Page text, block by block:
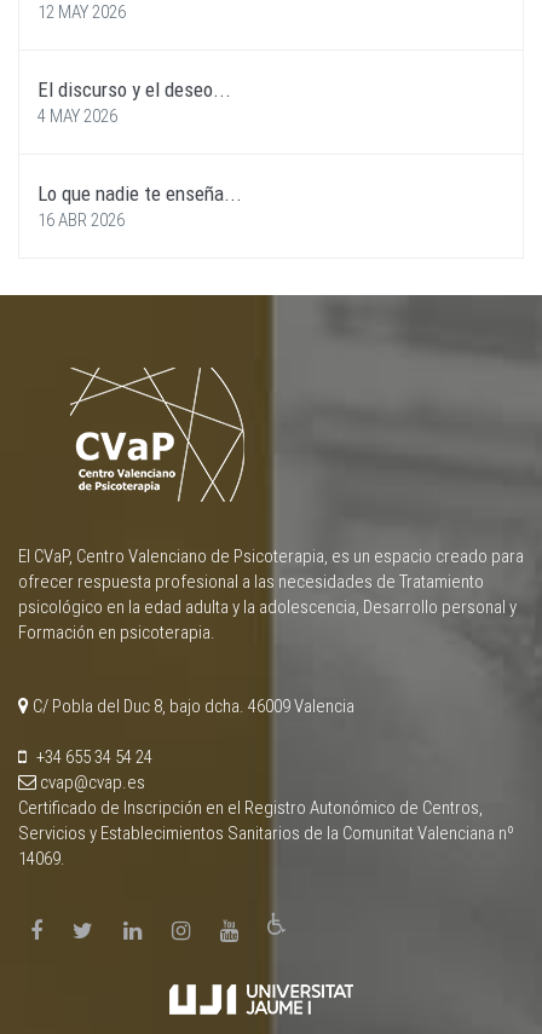
12 MAY 2026
El discurso y el deseo...
4 MAY 2026
Lo que nadie te enseña...
16 ABR 2026
El CVaP, Centro Valenciano de Psicoterapia, es un espacio creado para
ofrecer respuesta profesional a las necesidades de Tratamiento
psicológico en la edad adulta y la adolescencia, Desarrollo personal y
Formación en psicoterapia.
C/ Pobla del Duc 8, bajo dcha. 46009 Valencia
+34 655 34 54 24
cvap@cvap.es
Certificado de Inscripción en el Registro Autonómico de Centros,
Servicios y Establecimientos Sanitarios de la Comunitat Valenciana nº
14069.